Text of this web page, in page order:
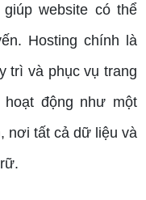
website có thể
Hosting chính là
trì và phục vụ trang
động như một
nơi tất cả dữ liệu và